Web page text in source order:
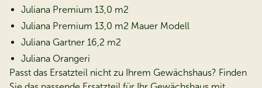
Juliana Premium 13,0 m2
Juliana Premium 13,0 m2 Mauer Modell
Juliana Gartner 16,2 m2
Juliana Orangeri
Passt das Ersatzteil nicht zu Ihrem Gewächshaus? Finden